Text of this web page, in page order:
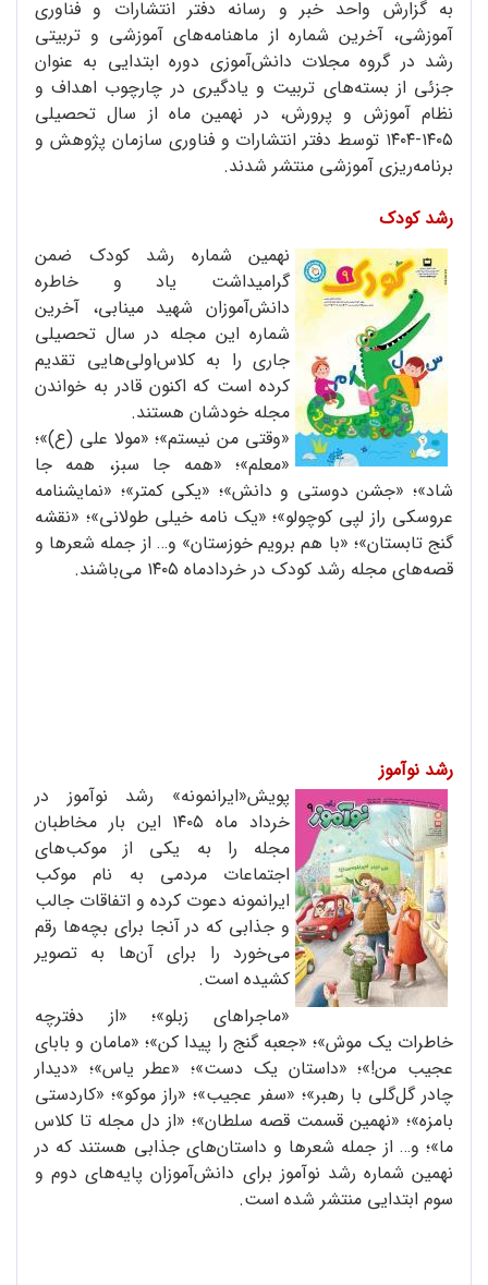
به گزارش واحد خبر و رسانه دفتر انتشارات و فناوری
آموزشی، آخرین شماره از ماهنامه‌های آموزشی و تربیتی
رشد در گروه مجلات دانش‌آموزی دوره ابتدایی به عنوان
جزئی از بسته‌‌های تربیت و یادگیری در چارچوب اهداف و
نظام آموزش و پرورش، در نهمین ماه از سال تحصیلی
۱۴۰۵-۱۴۰۴ توسط دفتر انتشارات و فناوری سازمان پژوهش و
برنامه‌ریزی آموزشی منتشر شدند.
رشد کودک
نهمین شماره رشد کودک ضمن
گرامیداشت یاد و خاطره
دانش‌آموزان شهید مینابی، آخرین
شماره این مجله در سال تحصیلی
جاری را به کلاس‌اولی‌هایی تقدیم
کرده است که اکنون قادر به خواندن
مجله خودشان هستند.
«وقتی من نیستم»؛ «مولا علی (ع)»؛
«معلم»؛ «همه جا سبز، همه جا
شاد»؛ «جشن دوستی و دانش»؛ «یکی کمتر»؛ «نمایشنامه
عروسکی راز لپی کوچولو»؛ «یک نامه خیلی طولانی»؛ «نقشه
گنج تابستان»؛ «با هم برویم خوزستان» و… از جمله شعرها و
قصه‌های مجله رشد کودک در خرداد‌ماه ۱۴۰۵ می‌باشند.
رشد نوآموز
پویش«ایرانمونه» رشد نوآموز در
خرداد ماه ۱۴۰۵ این بار مخاطبان
مجله را به یکی از موکب‌های
اجتماعات مردمی به نام موکب
ایرانمونه دعوت کرده و اتفاقات جالب
و جذابی که در آنجا برای بچه‌ها رقم
می‌خورد را برای آن‌ها به تصویر
کشیده است.
«ماجراهای زبلو»؛ «از دفترچه
خاطرات یک موش»؛ «جعبه گنج را پیدا کن»؛ «مامان و بابای
عجیب من!»؛ «داستان یک دست»؛ «عطر یاس»؛ «دیدار
چادر گل‌گلی با رهبر»؛ «سفر عجیب»؛ «راز موکو»؛ «کاردستی
بامزه»؛ «نهمین قسمت قصه سلطان»؛ «از دل مجله تا کلاس
ما»؛ و… از جمله شعرها و داستان‌های جذابی هستند که در
نهمین شماره رشد نوآموز برای دانش‌آموزان پایه‌های دوم و
سوم ابتدایی منتشر شده است.